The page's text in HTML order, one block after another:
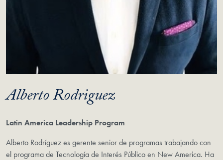
Alberto Rodriguez
Latin America Leadership Program
Alberto Rodríguez es gerente senior de programas trabajando con
el programa de Tecnología de Interés Público en New America. Ha